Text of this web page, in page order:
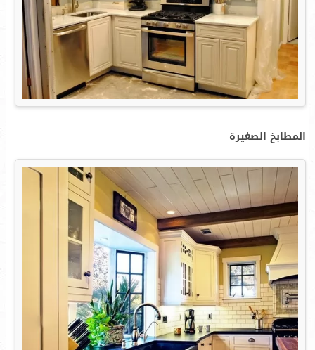
المطابخ الصغيرة